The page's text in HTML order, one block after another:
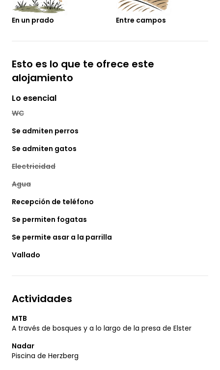
En un prado Entre campos
Esto es lo que te ofrece este
alojamiento
Lo esencial
WC
Se admiten perros
Se admiten gatos
Electricidad
Agua
Recepción de teléfono
Se permiten fogatas
Se permite asar a la parrilla
Vallado
Actividades
MTB
A través de bosques y a lo largo de la presa de Elster
Nadar
Piscina de Herzberg